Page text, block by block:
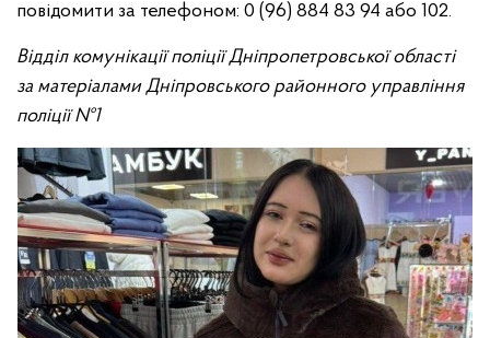
повідомити за телефоном: 0 (96) 884 83 94 або 102.
Відділ комунікації поліції Дніпропетровської області
за матеріалами Дніпровського районного управління
поліції №1